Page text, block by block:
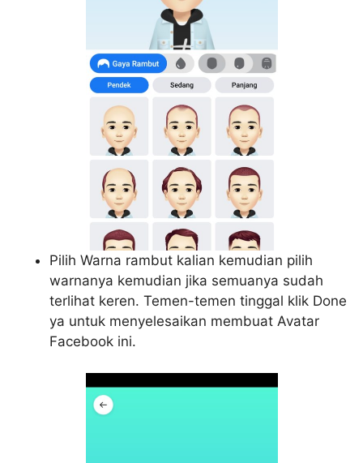
Pilih Warna rambut kalian kemudian pilih
warnanya kemudian jika semuanya sudah
terlihat keren. Temen-temen tinggal klik Done
ya untuk menyelesaikan membuat Avatar
Facebook ini.